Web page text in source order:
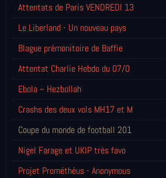
Attentats de Paris VENDREDI 13
Le Liberland - Un nouveau pays
Blague prémonitoire de Baffie
Attentat Charlie Hebdo du 07/0
Ebola ~ Hezbollah
Crashs des deux vols MH17 et M
Coupe du monde de football 201
Nigel Farage et UKIP très favo
Projet Prométhéus - Anonymous